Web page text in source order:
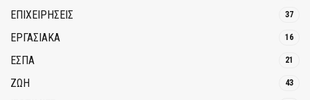
ΕΠΙΧΕΙΡΗΣΕΙΣ 37
ΕΡΓΑΣΙΑΚΑ 16
ΕΣΠΑ 21
ΖΩΗ 43